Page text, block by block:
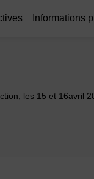
Informations
les 15 et 16avril